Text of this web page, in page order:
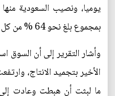
بمجموع بلغ نحو 64 % من كل الزيادة في الانتاج.
وأشار التقرير إلى أن السوق
الأخير بتجميد الانتاج،
ما لبثت أن هبطت وعادت